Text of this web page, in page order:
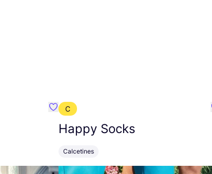
Favoritos {nombre}
C
Happy Socks
Calcetines